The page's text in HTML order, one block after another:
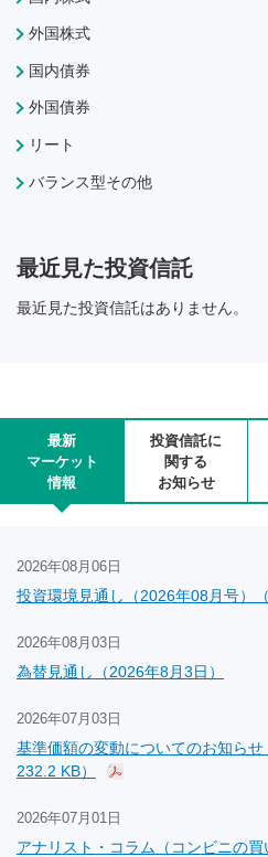
外国株式
国内債券
外国債券
リート
バランス型その他
最近見た投資信託
最近見た投資信託はありません。
最新
マーケット
情報
投資信託に
関する
お知らせ
2026年08月06日
投資環境見通し（2026年08月号）
2026年08月03日
為替見通し（2026年8月3日）
2026年07月03日
基準価額の変動についてのお知らせ
232.2 KB）
2026年07月01日
アナリスト・コラム（コンビニの